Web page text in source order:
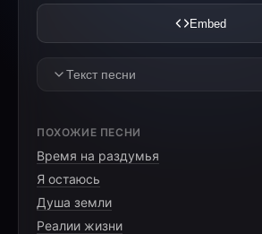
Embed
Текст песни
Сталь вошла в кору холодным
Капли тянутся прозрачным
В жилах леса пробудилась сила,
ПОХОЖИЕ ПЕСНИ
Время на раздумья
Я остаюсь
Душа земли
Реалии жизни